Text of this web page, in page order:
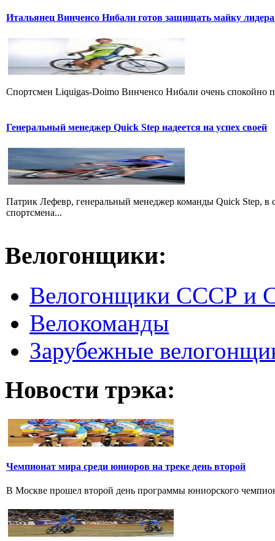
Итальянец Винченсо Нибали готов защищать майку
Cпортсмен Liquigas-Doimo Винченсо Нибали очень спокойно
Генеральный менеджер Quick Step надеется на успех своей
Патрик Лефевр, генеральный менеджер команды Quick Step, в
спортсмена...
Велогонщики:
Велогонщики СССР и
Велокоманды
Зарубежные
Новости трэка:
Чемпионат мира среди юниоров на треке день второй
В Москве прошел второй день программы юниорского